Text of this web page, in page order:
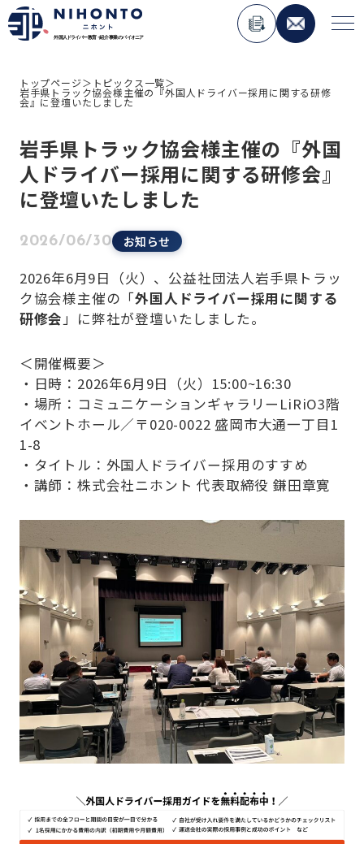
About Nihonto
Service
人材紹介事業
外国人材コンサルティング事業
ペーパードライバー講習事業
在日外国人向けメディア運用事業
Company
トップページ＞ トピックス一覧＞
岩手県トラック協会様主催の『外国人ドライバー採用に関する研修
会』に登壇いたしました
岩手県トラック協会様主催の『外国
人ドライバー採用に関する研修会』
に登壇いたしました
2026/06/30 お知らせ
2026年6月9日（火）、公益社団法人岩手県トラッ
ク協会様主催の「外国人ドライバー採用に関する
研修会」に弊社が登壇いたしました。
＜開催概要＞
・日時：2026年6月9日（火）15:00~16:30
・場所：コミュニケーションギャラリーLiRiO3階
イベントホール／〒020-0022 盛岡市大通一丁目1
1-8
・タイトル：外国人ドライバー採用のすすめ
・講師：株式会社ニホント 代表取締役 鎌田章寛